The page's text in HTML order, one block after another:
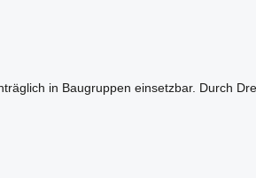
in Baugruppen einsetzbar. Durch